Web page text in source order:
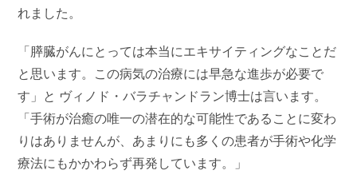
れました。
「膵臓がんにとっては本当にエキサイティングなことだ
と思います。この病気の治療には早急な進歩が必要で
す」と ヴィノド・バラチャンドラン博士は言います。
「手術が治癒の唯一の潜在的な可能性であることに変わ
りはありませんが、あまりにも多くの患者が手術や化学
療法にもかかわらず再発しています。」